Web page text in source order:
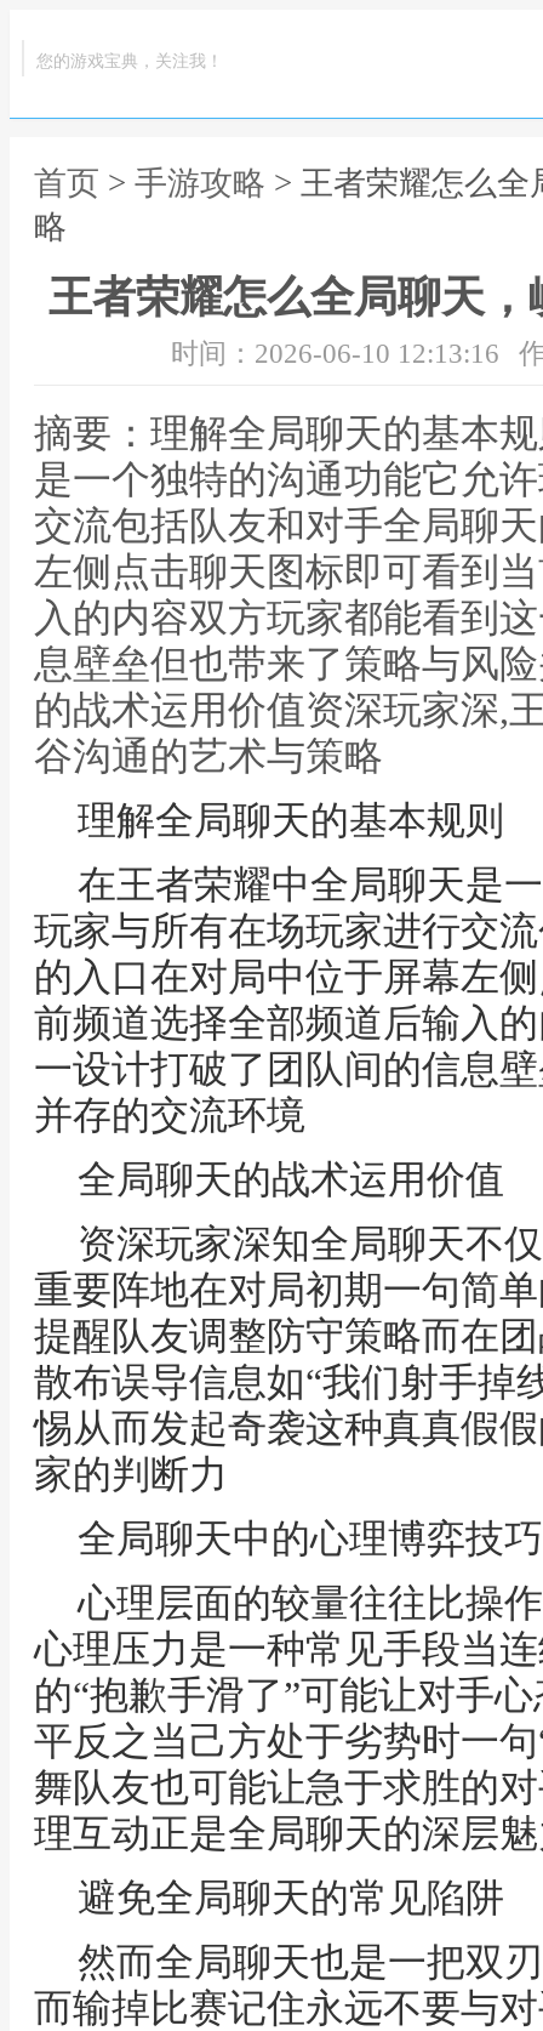
您的游戏宝典，关注我！
首页 > 手游攻略 > 王者荣耀怎么
略
王者荣耀怎么全局聊天
时间：2026-06-10 12:13:16
摘要：理解全局聊天的基本
是一个独特的沟通功能它允
交流包括队友和对手全局聊
左侧点击聊天图标即可看到
入的内容双方玩家都能看到
息壁垒但也带来了策略与风
的战术运用价值资深玩家深,
谷沟通的艺术与策略
理解全局聊天的基本规则
在王者荣耀中全局聊天是
玩家与所有在场玩家进行交
的入口在对局中位于屏幕左
前频道选择全部频道后输入
一设计打破了团队间的信息
并存的交流环境
全局聊天的战术运用价值
资深玩家深知全局聊天不
重要阵地在对局初期一句简
提醒队友调整防守策略而在
散布误导信息如“我们射手掉
惕从而发起奇袭这种真真假
家的判断力
全局聊天中的心理博弈技巧
心理层面的较量往往比操
心理压力是一种常见手段当
的“抱歉手滑了”可能让对手
平反之当己方处于劣势时一
舞队友也可能让急于求胜的
理互动正是全局聊天的深层
避免全局聊天的常见陷阱
然而全局聊天也是一把双
而输掉比赛记住永远不要与